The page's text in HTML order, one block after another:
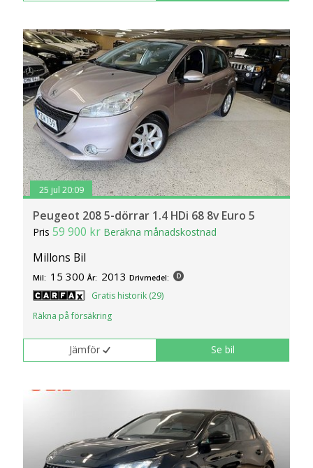
25 jul 20:09
Peugeot 208 5-dörrar 1.4 HDi 68 8v Euro 5
Pris59 900 kr Beräkna månadskostnad
Millons Bil
Mil: 15 300 År: 2013 Drivmedel:
Gratis historik (29)
Räkna på försäkring
Jämför Se bil